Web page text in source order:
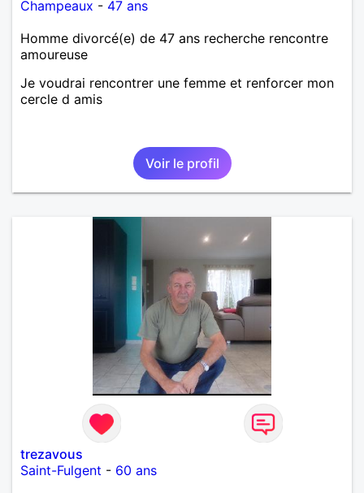
Champeaux - 47 ans
Homme divorcé(e) de 47 ans recherche rencontre
amoureuse
Je voudrai rencontrer une femme et renforcer mon
cercle d amis
Voir le profil
trezavous
Saint-Fulgent - 60 ans